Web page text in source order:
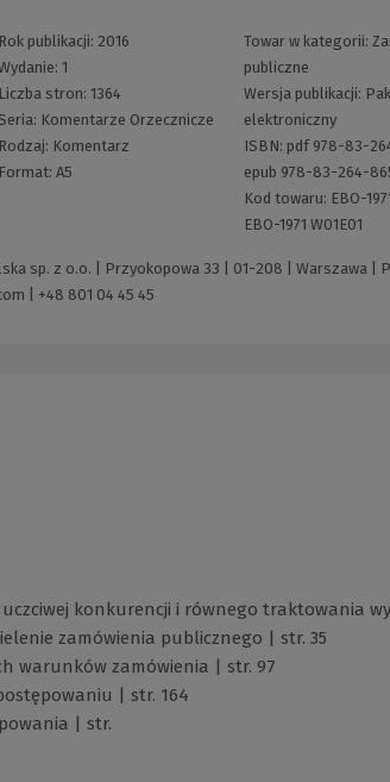
Rok publikacji: 2016
1
Liczba stron: 1364
Seria: Komentarze Orzecznicze
Rodzaj: Komentarz
Format: A5
Towar w kategorii:
publiczne
Wersja publikacji:
elektroniczny
ISBN: pdf 978-83-
epub 978-83-264-
Kod towaru: EBO-
EBO-1971 W01E01
sp. z o.o. | Przyokopowa 33 | 01-208 | Warszawa |
+48 801 04 45 45
uczciwej konkurencji i równego traktowania
zamówienia publicznego | str. 35
warunków zamówienia | str. 97
| str. 164
| str.